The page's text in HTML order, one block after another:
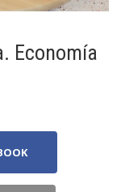
Economía